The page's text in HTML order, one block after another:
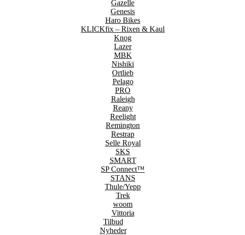
Gazelle
Genesis
Haro Bikes
KLICKfix – Rixen & Kaul
Knog
Lazer
MBK
Nishiki
Ortlieb
Pelago
PRO
Raleigh
Reany
Reelight
Remington
Restrap
Selle Royal
SKS
SMART
SP Connect™
STANS
Thule/Yepp
Trek
woom
Vittoria
Tilbud
Nyheder